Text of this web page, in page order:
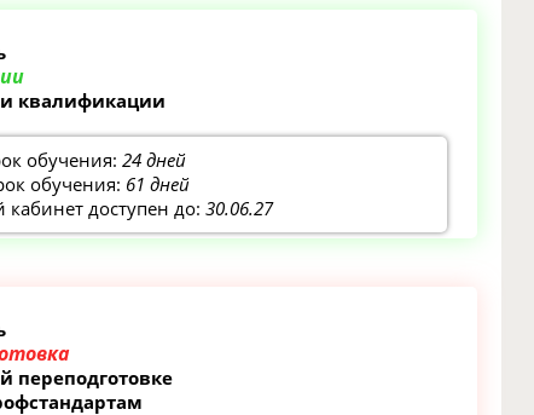
квалификации
обучения:24 дней
обучения: 61 дней
доступен до:30.06.27
переподготовке